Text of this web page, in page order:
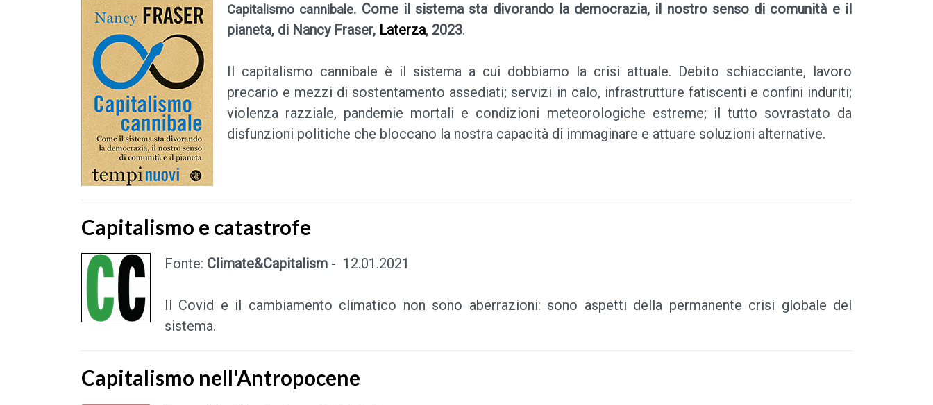
Capitalismo cannibale. Come il sistema sta divorando la democrazia, il nostro senso di comunità e il
pianeta, di Nancy Fraser, Laterza, 2023.
Il capitalismo cannibale è il sistema a cui dobbiamo la crisi attuale. Debito schiacciante, lavoro
precario e mezzi di sostentamento assediati; servizi in calo, infrastrutture fatiscenti e confini induriti;
violenza razziale, pandemie mortali e condizioni meteorologiche estreme; il tutto sovrastato da
disfunzioni politiche che bloccano la nostra capacità di immaginare e attuare soluzioni alternative.
Capitalismo e catastrofe
Fonte: Climate&Capitalism - 12.01.2021
Il Covid e il cambiamento climatico non sono aberrazioni: sono aspetti della permanente crisi globale del
sistema.
Capitalismo nell'Antropocene